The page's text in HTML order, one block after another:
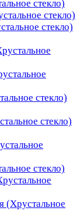
стекло)
стекло)
стекло)
стекло)
стекло)
стекло)
(Хрустальное